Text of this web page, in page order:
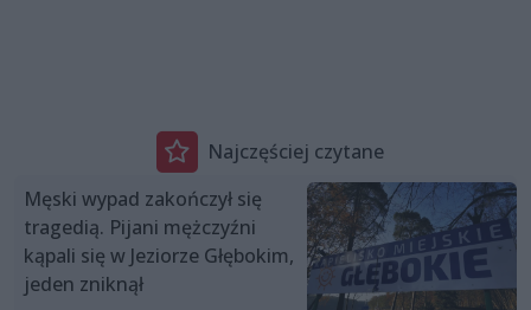
Najczęściej czytane
Męski wypad zakończył się
tragedią. Pijani mężczyźni
kąpali się w Jeziorze Głębokim,
jeden zniknął